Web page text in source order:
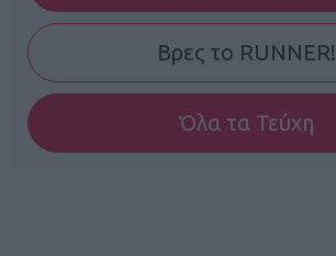
Βρες το RUNNER!
Όλα τα Τεύχη